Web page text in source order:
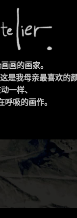
画的画家。
是我母亲最喜欢的颜
一样、
呼吸的画作。